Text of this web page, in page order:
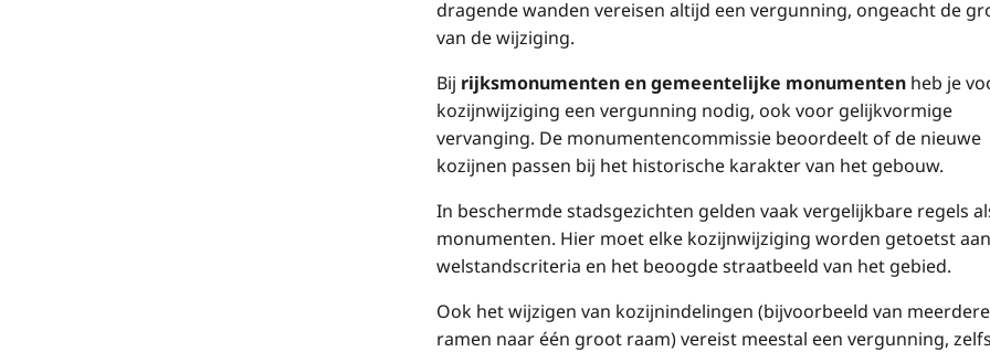
dragende wanden vereisen altijd een vergunning, ongeacht de
van de wijziging.
Bij rijksmonumenten en gemeentelijke monumenten heb je
kozijnwijziging een vergunning nodig, ook voor gelijkvormige
vervanging. De monumentencommissie beoordeelt of de nieuwe
kozijnen passen bij het historische karakter van het gebouw.
In beschermde stadsgezichten gelden vaak vergelijkbare regels
monumenten. Hier moet elke kozijnwijziging worden getoetst
welstandscriteria en het beoogde straatbeeld van het gebied.
Ook het wijzigen van kozijnindelingen (bijvoorbeeld van
ramen naar één groot raam) vereist meestal een vergunning,